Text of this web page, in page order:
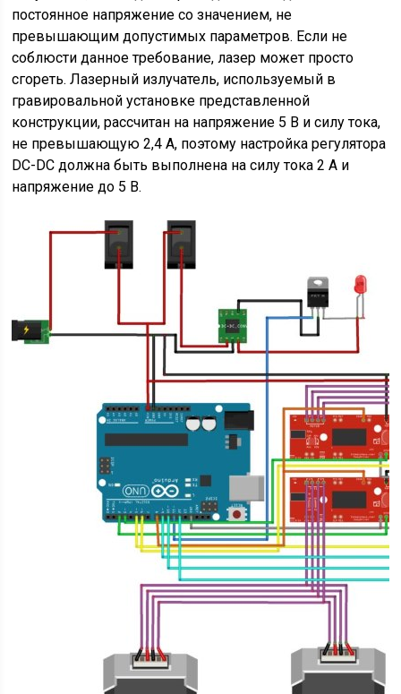
постоянное напряжение со значением, не
превышающим допустимых параметров. Если не
соблюсти данное требование, лазер может просто
сгореть. Лазерный излучатель, используемый в
гравировальной установке представленной
конструкции, рассчитан на напряжение 5 В и силу тока,
не превышающую 2,4 А, поэтому настройка регулятора
DC-DC должна быть выполнена на силу тока 2 А и
напряжение до 5 В.